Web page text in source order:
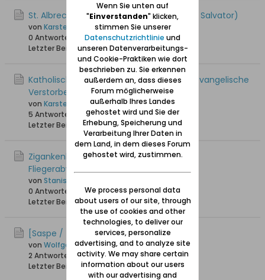
St. Albrecht - Verstorbene 1809 (im KB St. Salvator)
von Karsten_A
0 Antworten
4.821 Hits0 Likes
Letzter Beitrag02.08.2024, 17:36
Katholisches Kirchenbuch St. Albrecht - evangelische
Verstorbene um 1800
von Karsten_A
5 Antworten
7.574 Hits0 Likes
Letzter Beitrag
10.03.2024, 13:18
Zigankenberg ( Suchanino) Positionen
Fliegerabwehrkanone
von Stanislaw Brentau Danzig
0 Antworten
3.102 Hits0 Likes
Letzter Beitrag05.03.2024, 09:22
[Saspe / Zaspa] Der Sasper See
von Wolfgang
2 Antworten
25.114 Hits0 Likes
Letzter Beitrag07.02.2023, 12:35
Wenn Sie unten auf
"Einverstanden" klicken,
stimmen Sie unserer
Datenschutzrichtlinie und
unseren Datenverarbeitungs-
und Cookie-Praktiken wie dort
beschrieben zu. Sie erkennen
außerdem an, dass dieses
Forum möglicherweise
außerhalb Ihres Landes
gehostet wird und Sie der
Erhebung, Speicherung und
Verarbeitung Ihrer Daten in
dem Land, in dem dieses Forum
gehostet wird, zustimmen.
We process personal data
about users of our site, through
the use of cookies and other
technologies, to deliver our
services, personalize
advertising, and to analyze site
activity. We may share certain
information about our users
with our advertising and